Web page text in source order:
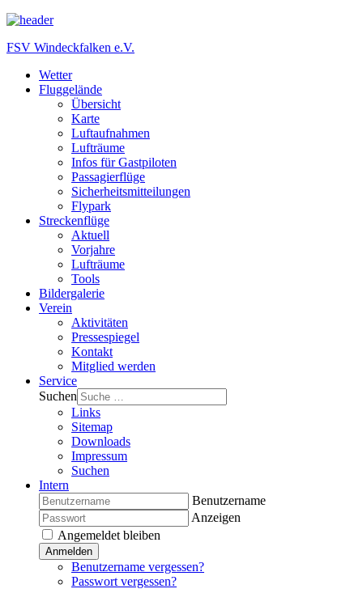
FSV Windeckfalken e.V.
Wetter
Fluggelände
Übersicht
Karte
Luftaufnahmen
Lufträume
Infos für Gastpiloten
Passagierflüge
Sicherheitsmitteilungen
Flypark
Streckenflüge
Aktuell
Vorjahre
Lufträume
Tools
Bildergalerie
Verein
Aktivitäten
Pressespiegel
Kontakt
Mitglied werden
Service
Suchen
Links
Sitemap
Downloads
Impressum
Suchen
Intern
Benutzername
Anzeigen
Angemeldet bleiben
Anmelden
Benutzername vergessen?
Passwort vergessen?